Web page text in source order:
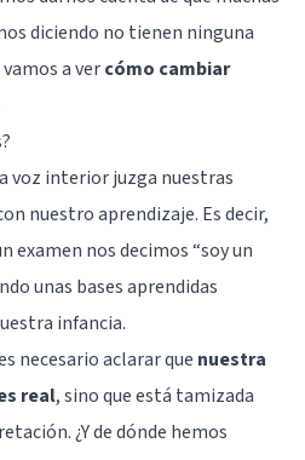
diciendo no tienen ninguna
a vercómo cambiar
voz interior juzga nuestras
nuestro aprendizaje. Es decir,
examen nos decimos “soy un
unas bases aprendidas
infancia.
necesario aclarar que nuestra
real, sino que está tamizada
¿Y de dónde hemos